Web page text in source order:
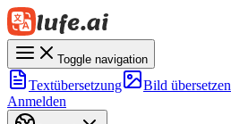
Toggle navigation
Textübersetzung Bild übersetzen
Anmelden